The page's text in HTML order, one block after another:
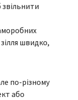
швидко,
по-різному
або